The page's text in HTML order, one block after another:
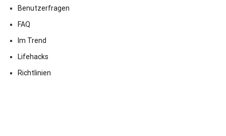
Benutzerfragen
FAQ
Im Trend
Lifehacks
Richtlinien